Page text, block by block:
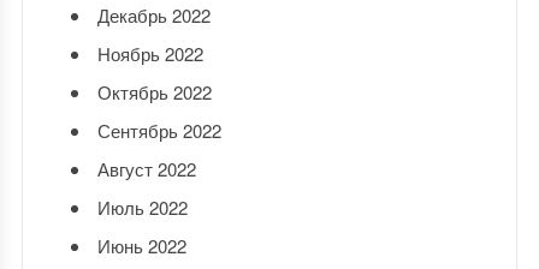
Декабрь 2022
Ноябрь 2022
Октябрь 2022
Сентябрь 2022
Август 2022
Июль 2022
Июнь 2022